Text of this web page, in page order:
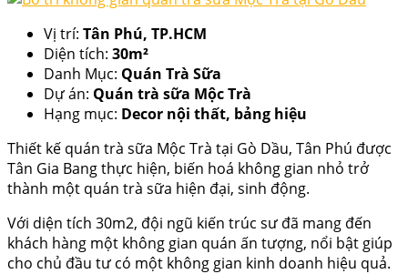
Vị trí: Tân Phú, TP.HCM
Diện tích: 30m²
Danh Mục: Quán Trà Sữa
Dự án: Quán trà sữa Mộc Trà
Hạng mục: Decor nội thất, bảng hiệu
Thiết kế quán trà sữa Mộc Trà tại Gò Dầu, Tân Phú được
Tân Gia Bang thực hiện, biến hoá không gian nhỏ trở
thành một quán trà sữa hiện đại, sinh động.
Với diện tích 30m2, đội ngũ kiến trúc sư đã mang đến
khách hàng một không gian quán ấn tượng, nổi bật giúp
cho chủ đầu tư có một không gian kinh doanh hiệu quả.